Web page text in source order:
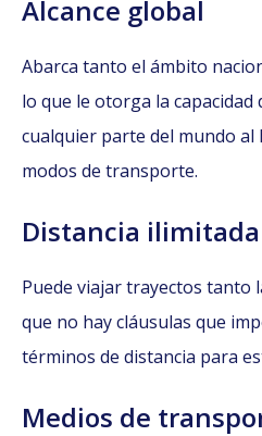
Alcance global
Abarca tanto el ámbito
lo que le otorga la
cualquier parte del mundo al
modos de transporte.
Distancia ilimitada
Puede viajar trayectos tanto
que no hay cláusulas que
términos de distancia para
Medios de